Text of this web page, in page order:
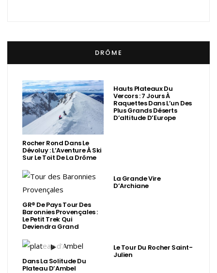
DRÔME
Rocher Rond Dans Le
Dévoluy : L’Aventure À Ski
Sur Le Toit De La Drôme
Hauts Plateaux Du
Vercors : 7 Jours À
Raquettes Dans L’un Des
Plus Grands Déserts
D’altitude D’Europe
GR® De Pays Tour Des
Baronnies Provençales :
Le Petit Trek Qui
Deviendra Grand
La Grande Vire
D’Archiane
Dans La Solitude Du
Plateau D’Ambel
Le Tour Du Rocher Saint-
Julien